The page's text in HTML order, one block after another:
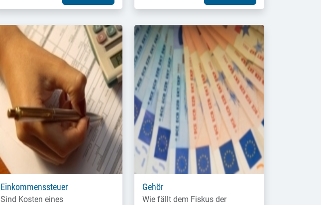
Einkommenssteuer
Sind Kosten eines
Gehör
Wie fällt dem Fiskus der